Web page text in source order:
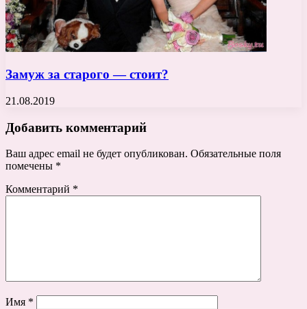
Замуж за старого — стоит?
21.08.2019
Добавить комментарий
Ваш адрес email не будет опубликован. Обязательные поля
помечены *
Комментарий *
Имя *